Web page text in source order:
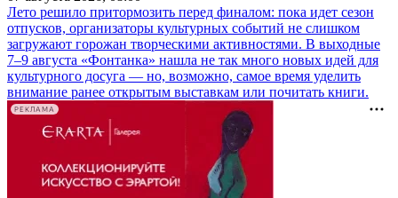
Лето решило притормозить перед финалом: пока идет сезон
отпусков, организаторы культурных событий не слишком
загружают горожан творческими активностями. В выходные
7–9 августа «Фонтанка» нашла не так много новых идей для
культурного досуга — но, возможно, самое время уделить
внимание ранее открытым выставкам или почитать книги.
РЕКЛАМА